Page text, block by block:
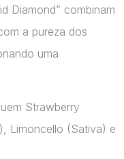
Diamond” combinam
a pureza dos
uma
Strawberry
Limoncello (Sativa) e